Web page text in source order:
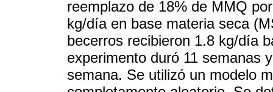
reemplazo de 18% de MMQ
kg/día en base materia seca
becerros recibieron 1.8 kg/día
experimento duró 11 semanas
semana. Se utilizó un modelo